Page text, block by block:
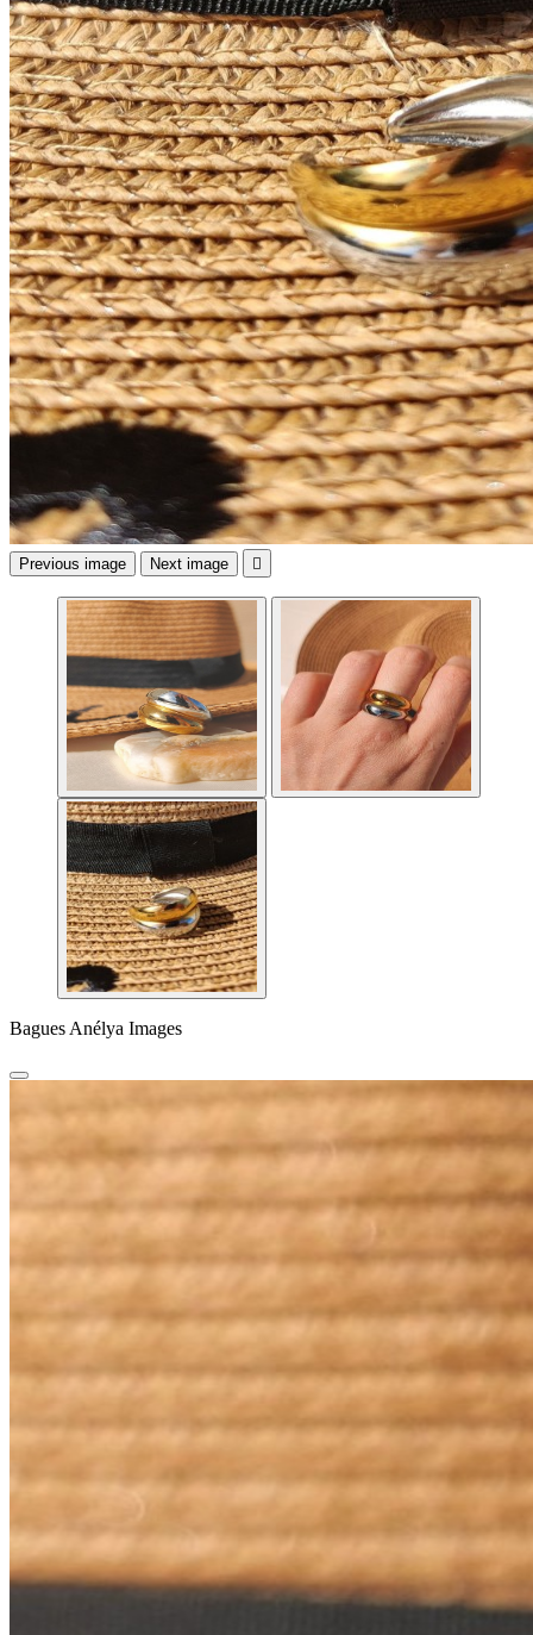
Previous image Next image 
Bagues Anélya Images